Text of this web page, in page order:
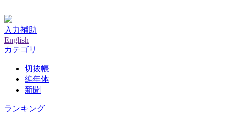
入力補助
English
カテゴリ
切抜帳
編年体
新聞
ランキング